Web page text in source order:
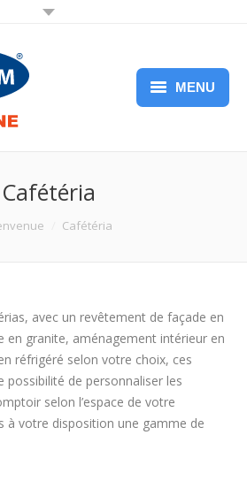
MENU
Téléchargement
Contact
Cafétéria
Cafétéria
avec un revêtement de façade en
en granite, aménagement intérieur en
réfrigéré selon votre choix, ces
possibilité de personnaliser les
selon l’espace de votre
à votre disposition une gamme de